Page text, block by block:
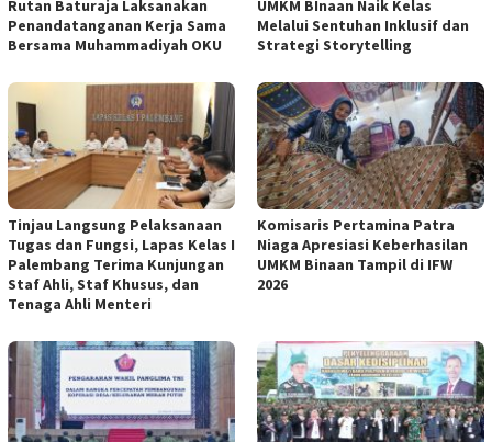
Rutan Baturaja Laksanakan
Penandatanganan Kerja Sama
Bersama Muhammadiyah OKU
UMKM BInaan Naik Kelas
Melalui Sentuhan Inklusif dan
Strategi Storytelling
Tinjau Langsung Pelaksanaan
Tugas dan Fungsi, Lapas Kelas I
Palembang Terima Kunjungan
Staf Ahli, Staf Khusus, dan
Tenaga Ahli Menteri
Komisaris Pertamina Patra
Niaga Apresiasi Keberhasilan
UMKM Binaan Tampil di IFW
2026